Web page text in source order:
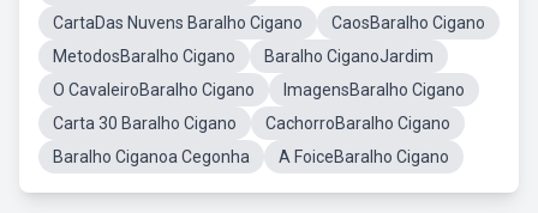
CartaDas Nuvens Baralho Cigano
CaosBaralho Cigano
MetodosBaralho Cigano
Baralho CiganoJardim
O CavaleiroBaralho Cigano
ImagensBaralho Cigano
Carta 30 Baralho Cigano
CachorroBaralho Cigano
Baralho Ciganoa Cegonha
A FoiceBaralho Cigano